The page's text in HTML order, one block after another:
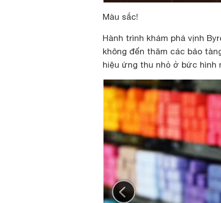
Màu sắc!
Hành trình khám phá vịnh
không đến thăm các bảo
hiệu ứng thu nhỏ ở bức hình